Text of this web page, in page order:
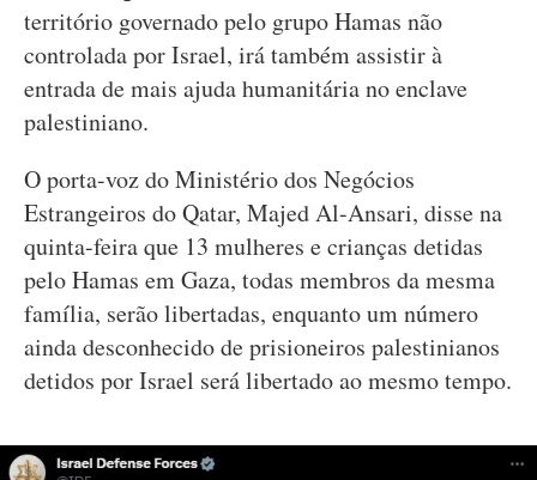
território governado pelo grupo Hamas não
controlada por Israel, irá também assistir à
entrada de mais ajuda humanitária no enclave
palestiniano.
O porta-voz do Ministério dos Negócios
Estrangeiros do Qatar, Majed Al-Ansari, disse na
quinta-feira que 13 mulheres e crianças detidas
pelo Hamas em Gaza, todas membros da mesma
família, serão libertadas, enquanto um número
ainda desconhecido de prisioneiros palestinianos
detidos por Israel será libertado ao mesmo tempo.